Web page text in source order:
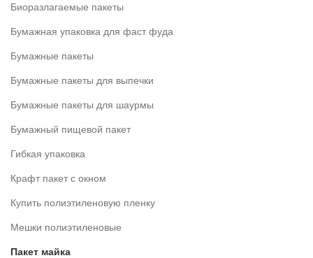
Биоразлагаемые пакеты
Бумажная упаковка для фаст фуда
Бумажные пакеты
Бумажные пакеты для выпечки
Бумажные пакеты для шаурмы
Бумажный пищевой пакет
Гибкая упаковка
Крафт пакет с окном
Купить полиэтиленовую пленку
Мешки полиэтиленовые
Пакет майка